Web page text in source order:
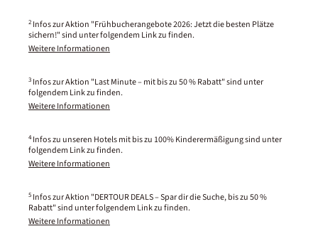
2 Infos zur Aktion "Frühbucherangebote 2026: Jetzt die besten Plätze
sichern!" sind unter folgendem Link zu finden.
Weitere Informationen
3 Infos zur Aktion "Last Minute – mit bis zu 50 % Rabatt" sind unter
folgendem Link zu finden.
Weitere Informationen
4 Infos zu unseren Hotels mit bis zu 100% Kinderermäßigung sind unter
folgendem Link zu finden.
Weitere Informationen
5 Infos zur Aktion "DERTOUR DEALS – Spar dir die Suche, bis zu 50 %
Rabatt" sind unter folgendem Link zu finden.
Weitere Informationen